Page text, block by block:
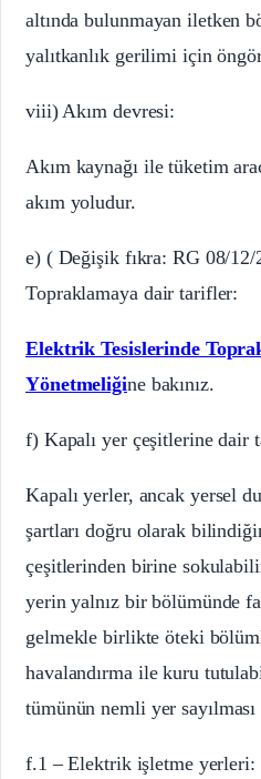
altında bulunmayan iletken
yalıtkanlık gerilimi için
viii) Akım devresi:
Akım kaynağı ile tüketim
akım yoludur.
e) ( Değişik fıkra: RG 08/12/
Topraklamaya dair tarifler:
Elektrik Tesislerinde
Yönetmeliğine bakınız.
f) Kapalı yer çeşitlerine dair
Kapalı yerler, ancak yersel
şartları doğru olarak
çeşitlerinden birine
yerin yalnız bir bölümünde
gelmekle birlikte öteki
havalandırma ile kuru
tümünün nemli yer
f.1 – Elektrik işletme yerleri: